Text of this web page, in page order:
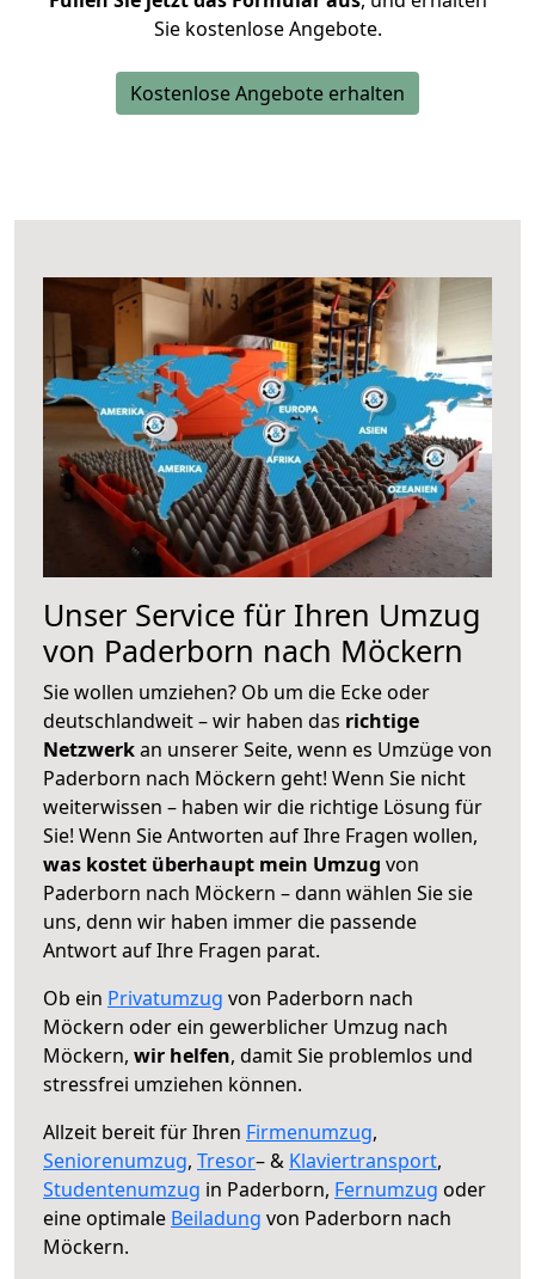
Sie kostenlose Angebote.
Kostenlose Angebote erhalten
Unser Service für Ihren Umzug
von Paderborn nach Möckern
Sie wollen umziehen? Ob um die Ecke oder
deutschlandweit – wir haben das richtige
Netzwerkan unserer Seite, wenn es Umzüge von
Paderborn nach Möckern geht! Wenn Sie nicht
weiterwissen – haben wir die richtige Lösung für
Sie! Wenn Sie Antworten auf Ihre Fragen wollen,
was kostet überhaupt mein Umzug von
Paderborn nach Möckern – dann wählen Sie sie
uns, denn wir haben immer die passende
Antwort auf Ihre Fragen parat.
Ob ein Privatumzug von Paderborn nach
Möckern oder ein gewerblicher Umzug nach
Möckern, wir helfen, damit Sie problemlos und
stressfrei umziehen können.
Allzeit bereit für Ihren Firmenumzug,
Seniorenumzug, Tresor– & Klaviertransport,
Studentenumzug in Paderborn, Fernumzug oder
eine optimale Beiladung von Paderborn nach
Möckern.